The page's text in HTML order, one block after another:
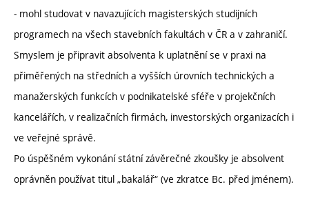
- mohl studovat v navazujících magisterských studijních
programech na všech stavebních fakultách v ČR a v zahraničí.
Smyslem je připravit absolventa k uplatnění se v praxi na
přiměřených na středních a vyšších úrovních technických a
manažerských funkcích v podnikatelské sféře v projekčních
kancelářích, v realizačních firmách, investorských organizacích i
ve veřejné správě.
Po úspěšném vykonání státní závěrečné zkoušky je absolvent
oprávněn používat titul „bakalář“ (ve zkratce Bc. před jménem).